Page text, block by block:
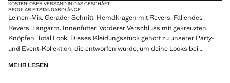
KOSTENLOSER VERSAND IN DAS GESCHÄFT
REGULAR FITSTANDARDLÄNGE
Leinen-Mix. Gerader Schnitt. Hemdkragen mit Revers. Fallendes
Revers. Langarm. Innenfutter. Vorderer Verschluss mit gekreuzten
Knöpfen. Total Look. Dieses Kleidungsstück gehört zu unserer Party-
und Event-Kollektion, die entworfen wurde, um deine Looks bei
MEHR LESEN